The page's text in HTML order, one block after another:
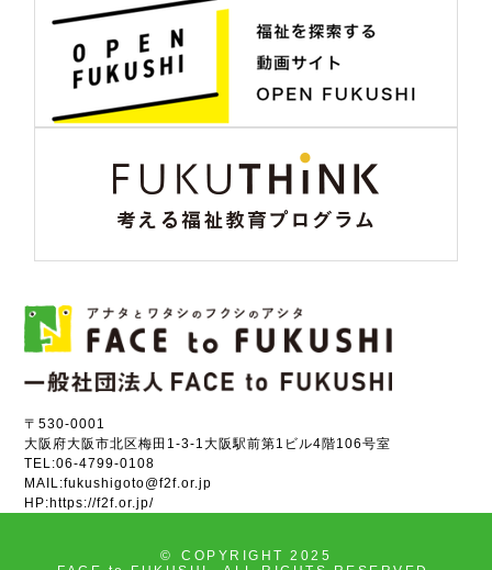
〒530-0001
大阪府大阪市北区梅田1-3-1大阪駅前第1ビル4階106号室
TEL:06-4799-0108
MAIL:fukushigoto@f2f.or.jp
HP:https://f2f.or.jp/
©
COPYRIGHT 2025